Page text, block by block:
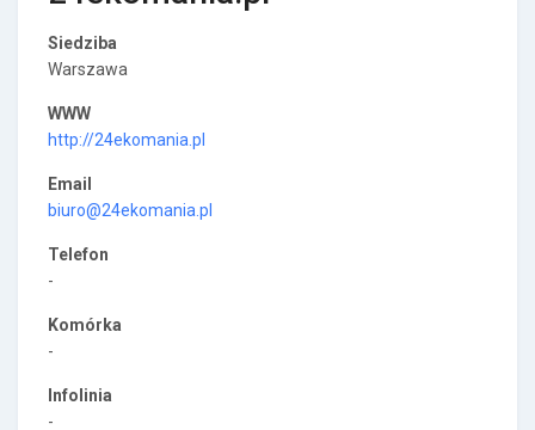
Siedziba
Warszawa
WWW
http://24ekomania.pl
Email
biuro@24ekomania.pl
Telefon
-
Komórka
-
Infolinia
-